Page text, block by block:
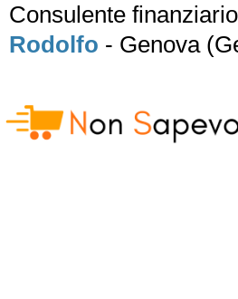
Consulente finanziario
Rodolfo - Genova